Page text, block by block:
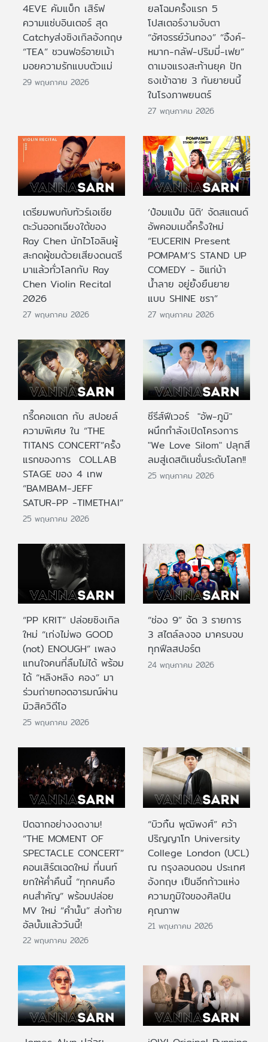
4EVE คัมแบ็ก เสิร์ฟ
ความแซ่บอินเตอร์ สุด
Catchyส่งซิงเกิลอังกฤษ
“TEA” ชวนฟอร์อายเม้า
มอยความรักแบบตัวแม่
29 พฤษภาคม 2026
ยลโฉมครั้งแรก 5
โปสเตอร์งามจับตา
“อัศจรรย์วันทอง” “อิ้งค์-
หมาก-กลัฟ-ปริมมี่-เฟย”
ดาเมจแรงสะท้านยุค ปัก
ธงเข้าฉาย 3 กันยายนนี้
ในโรงภาพยนตร์
27 พฤษภาคม 2026
เตรียมพบกับทัวร์เอเชีย
ตะวันออกเฉียงใต้ของ
Ray Chen นักไวโอลินผู้
สะกดผู้ชมด้วยเสียงดนตรี
มาแล้วทั่วโลกกับ Ray
Chen Violin Recital
2026
27 พฤษภาคม 2026
‘ป๋อมแป๋ม นิติ’ จัดสแตนด์
อัพคอมเมดี้ครั้งใหม่
“EUCERIN Present
POMPAM’S STAND UP
COMEDY - อิแก่บ้า
น้ำลาย อยู่ยั้งยืนยาย
แบบ SHINE ชรา”
27 พฤษภาคม 2026
กรี๊ดคอแตก กับ สปอยล์
ความพิเศษ ใน “THE
TITANS CONCERT”ครั้ง
แรกของการ COLLAB
STAGE ของ 4 เทพ
“BAMBAM-JEFF
SATUR-PP -TIMETHAI”
25 พฤษภาคม 2026
ซีรีส์ฟีเวอร์ "อัพ-ภูมิ"
ผนึกกำลังเปิดโครงการ
"We Love Silom" ปลุกสี
ลมสู่เดสติเนชั่นระดับโลก!!
25 พฤษภาคม 2026
“PP KRIT” ปล่อยซิงเกิล
ใหม่ “เก่งไม่พอ GOOD
(not) ENOUGH” เพลง
แทนใจคนที่ลืมไม่ได้ พร้อม
ได้ “หลิงหลิง คอง” มา
ร่วมถ่ายทอดอารมณ์ผ่าน
มิวสิควิดีโอ
25 พฤษภาคม 2026
“ช่อง 9” จัด 3 รายการ
3 สไตล์ลงจอ มาครบจบ
ทุกฟีลสปอร์ต
24 พฤษภาคม 2026
ปิดฉากอย่างงดงาม!
“THE MOMENT OF
SPECTACLE CONCERT”
คอนเสิร์ตเฉดใหม่ ที่นนท์
ยกให้ค่ำคืนนี้ “ทุกคนคือ
คนสำคัญ” พร้อมปล่อย
MV ใหม่ “คำนั้น” ส่งท้าย
อัลบั้มแล้ววันนี้!
22 พฤษภาคม 2026
“บิวกิ้น พุฒิพงศ์” คว้า
ปริญญาโท University
College London (UCL)
ณ กรุงลอนดอน ประเทศ
อังกฤษ เป็นอีกก้าวแห่ง
ความภูมิใจของศิลปิน
คุณภาพ
21 พฤษภาคม 2026